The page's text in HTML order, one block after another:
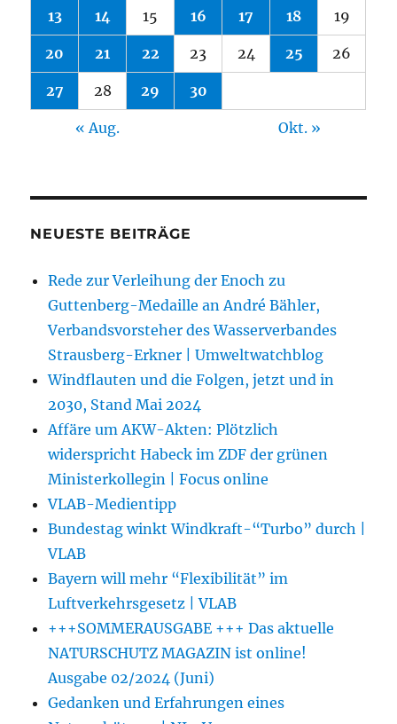
13 14 15 16 17 18 19
20 21 22 23 24 25 26
27 28 29 30
« Aug. Okt. »
NEUESTE BEITRÄGE
Rede zur Verleihung der Enoch zu
Guttenberg-Medaille an André Bähler,
Verbandsvorsteher des Wasserverbandes
Strausberg-Erkner | Umweltwatchblog
Windflauten und die Folgen, jetzt und in
2030, Stand Mai 2024
Affäre um AKW-Akten: Plötzlich
widerspricht Habeck im ZDF der grünen
Ministerkollegin | Focus online
VLAB-Medientipp
Bundestag winkt Windkraft-“Turbo” durch |
VLAB
Bayern will mehr “Flexibilität” im
Luftverkehrsgesetz | VLAB
+++SOMMERAUSGABE +++ Das aktuelle
NATURSCHUTZ MAGAZIN ist online!
Ausgabe 02/2024 (Juni)
Gedanken und Erfahrungen eines